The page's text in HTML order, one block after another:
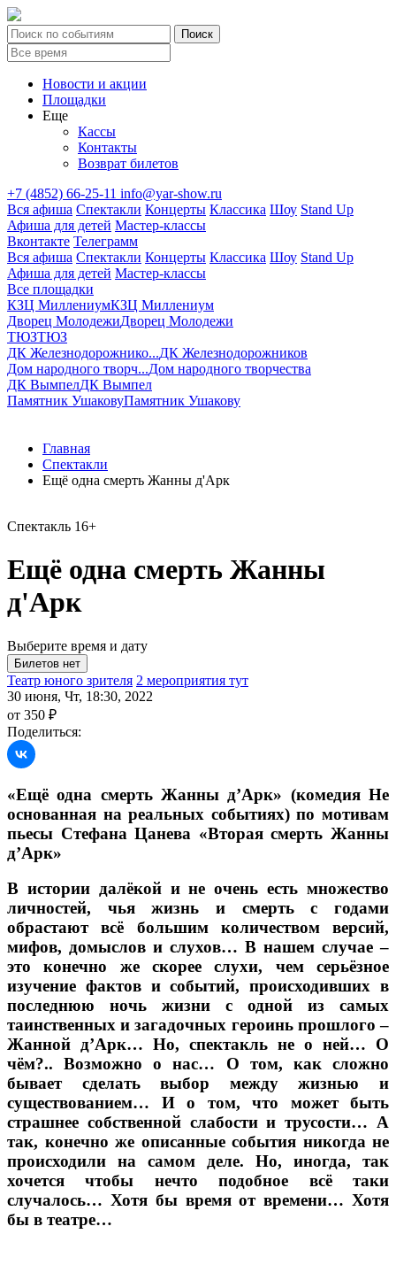
Новости и акции
Площадки
Еще
Кассы
Контакты
Возврат билетов
+7 (4852) 66-25-11 info@yar-show.ru
Вся афиша Спектакли Концерты Классика Шоу Stand Up
Афиша для детей Мастер-классы
Вконтакте Телеграмм
Вся афиша Спектакли Концерты Классика Шоу Stand Up
Афиша для детей Мастер-классы
Все площадки
КЗЦ МиллениумКЗЦ Миллениум
Дворец МолодежиДворец Молодежи
ТЮЗТЮЗ
ДК Железнодорожнико...ДК Железнодорожников
Дом народного творч...Дом народного творчества
ДК ВымпелДК Вымпел
Памятник УшаковуПамятник Ушакову
Главная
Спектакли
Ещё одна смерть Жанны д'Арк
Спектакль 16+
Ещё одна смерть Жанны
д'Арк
Выберите время и дату
Театр юного зрителя 2 мероприятия тут
30 июня, Чт, 18:30, 2022
от 350 ₽
Поделиться:
«Ещё одна смерть Жанны д’Арк» (комедия Не
основанная на реальных событиях) по мотивам
пьесы Стефана Цанева «Вторая смерть Жанны
д’Арк»
В истории далёкой и не очень есть множество
личностей, чья жизнь и смерть с годами
обрастают всё большим количеством версий,
мифов, домыслов и слухов… В нашем случае –
это конечно же скорее слухи, чем серьёзное
изучение фактов и событий, происходивших в
последнюю ночь жизни с одной из самых
таинственных и загадочных героинь прошлого –
Жанной д’Арк… Но, спектакль не о ней… О
чём?.. Возможно о нас… О том, как сложно
бывает сделать выбор между жизнью и
существованием… И о том, что может быть
страшнее собственной слабости и трусости… А
так, конечно же описанные события никогда не
происходили на самом деле. Но, иногда, так
хочется чтобы нечто подобное всё таки
случалось… Хотя бы время от времени… Хотя
бы в театре…